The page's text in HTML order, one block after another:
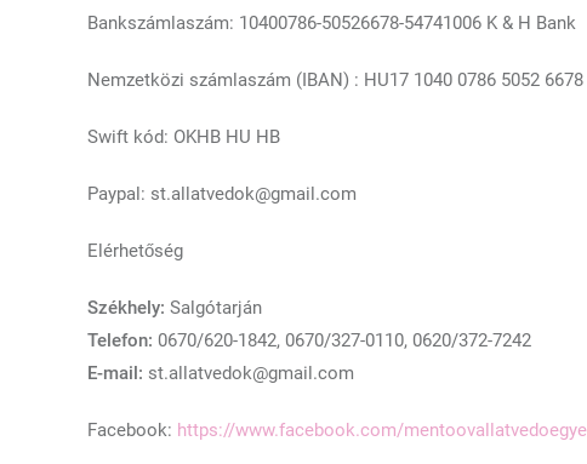
Bankszámlaszám: 10400786-50526678-54741006 K & H Bank
Nemzetközi számlaszám (IBAN) : HU17 1040 0786 5052
Swift kód: OKHB HU HB
Paypal: st.allatvedok@gmail.com
Elérhetőség
Székhely: Salgótarján
Telefon: 0670/620-1842, 0670/327-0110, 0620/372-7242
E-mail: st.allatvedok@gmail.com
Facebook: https://www.facebook.com/